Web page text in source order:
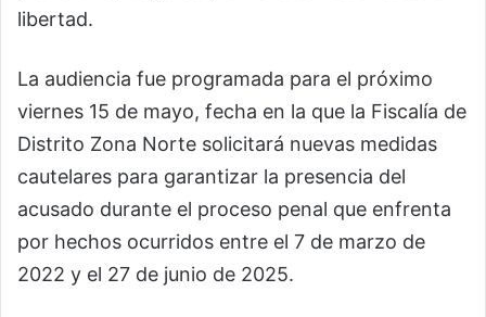
libertad.
La audiencia fue programada para el próximo
viernes 15 de mayo, fecha en la que la Fiscalía de
Distrito Zona Norte solicitará nuevas medidas
cautelares para garantizar la presencia del
acusado durante el proceso penal que enfrenta
por hechos ocurridos entre el 7 de marzo de
2022 y el 27 de junio de 2025.